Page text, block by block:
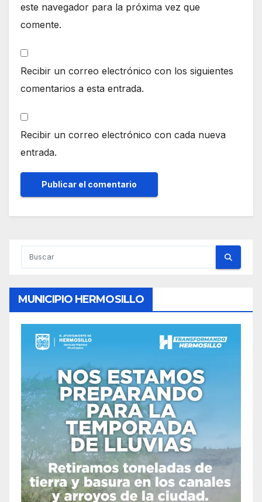
este navegador para la próxima vez que
comente.
Recibir un correo electrónico con los siguientes
comentarios a esta entrada.
Recibir un correo electrónico con cada nueva
entrada.
MUNICIPIO HERMOSILLO